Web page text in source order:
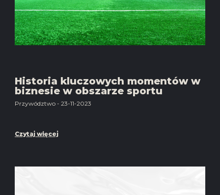
Historia kluczowych momentów w
biznesie w obszarze sportu
Przywództwo - 23-11-2023
Czytaj więcej